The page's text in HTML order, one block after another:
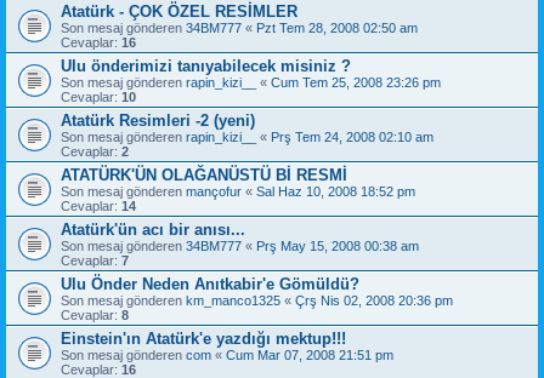
Atatürk - ÇOK ÖZEL RESİMLER
Son mesaj gönderen 34BM777 « Pzt Tem 28, 2008 02:50 am
Cevaplar: 16
Ulu önderimizi tanıyabilecek misiniz ?
Son mesaj gönderen rapin_kizi__ « Cum Tem 25, 2008 23:26 pm
Cevaplar: 10
Atatürk Resimleri -2 (yeni)
Son mesaj gönderen rapin_kizi__ « Prş Tem 24, 2008 02:10 am
Cevaplar: 2
ATATÜRK'ÜN OLAĞANÜSTÜ Bİ RESMİ
Son mesaj gönderen mançofur « Sal Haz 10, 2008 18:52 pm
Cevaplar: 14
Atatürk'ün acı bir anısı...
Son mesaj gönderen 34BM777 « Prş May 15, 2008 00:38 am
Cevaplar: 7
Ulu Önder Neden Anıtkabir'e Gömüldü?
Son mesaj gönderen km_manco1325 « Çrş Nis 02, 2008 20:36 pm
Cevaplar: 8
Einstein'ın Atatürk'e yazdığı mektup!!!
Son mesaj gönderen com « Cum Mar 07, 2008 21:51 pm
Cevaplar: 16